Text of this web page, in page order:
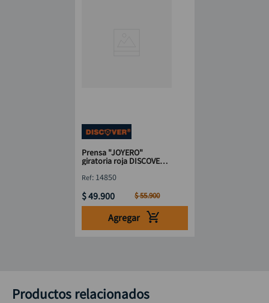
Prensa "JOYERO"
giratoria roja DISCOVER
: 14850
$49.900 $55.900
Agregar
Productos relacionados